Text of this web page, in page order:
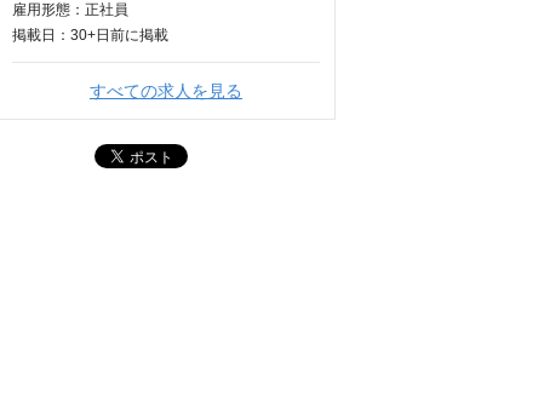
雇用形態：正社員
掲載日： 30+日 前に掲載
すべての求人を見る